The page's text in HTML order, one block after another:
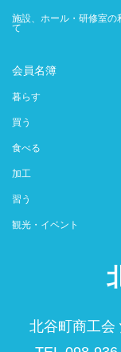
施設、ホール・研修室の
て
会員名簿
暮らす
買う
食べる
加工
習う
観光・イベント
北谷町商工会